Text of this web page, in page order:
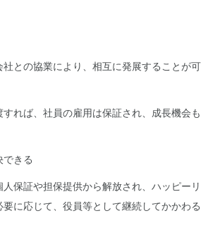
との協業により、相互に発展することが可
れば、社員の雇用は保証され、成長機会も
きる
保証や担保提供から解放され、ハッピーリ
要に応じて、役員等として継続してかかわる